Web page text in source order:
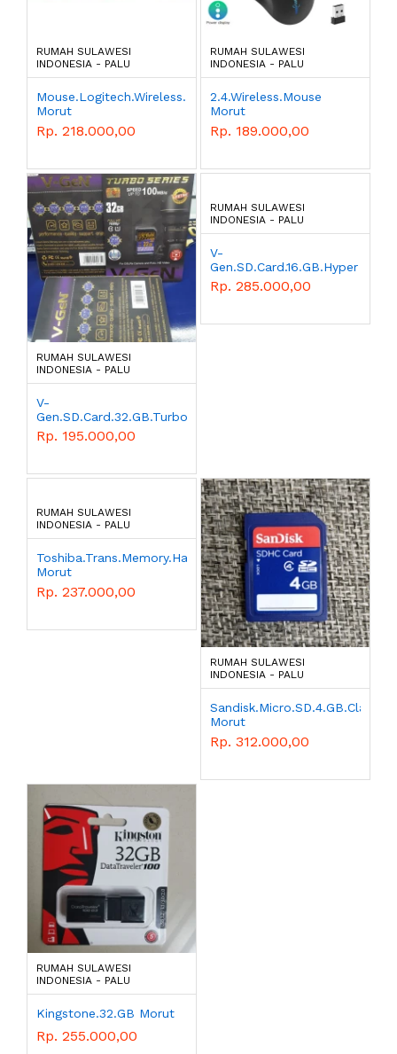
RUMAH SULAWESI
INDONESIA - PALU
Mouse.Logitech.Wireless.M185
Morut
Rp. 218.000,00
RUMAH SULAWESI
INDONESIA - PALU
2.4.Wireless.Mouse
Morut
Rp. 189.000,00
RUMAH SULAWESI
INDONESIA - PALU
V-
Gen.SD.Card.32.GB.Turbo
Morut
Rp. 195.000,00
RUMAH SULAWESI
INDONESIA - PALU
V-
Gen.SD.Card.16.GB.Hyper
Morut
Rp. 285.000,00
RUMAH SULAWESI
INDONESIA - PALU
Toshiba.Trans.Memory.Hayabusha.16GB
Morut
Rp. 237.000,00
RUMAH SULAWESI
INDONESIA - PALU
Sandisk.Micro.SD.4.GB.Class.4
Morut
Rp. 312.000,00
RUMAH SULAWESI
INDONESIA - PALU
Kingstone.32.GB Morut
Rp. 255.000,00